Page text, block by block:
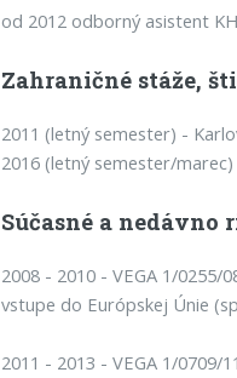
od 2012 odborný asistent
Zahraničné stáže,
2011 (letný semester) -
2016 (letný semester/
Súčasné a
2008 - 2010 - VEGA 1/0255/
vstupe do Európskej Únie
2011 - 2013 - VEGA 1/